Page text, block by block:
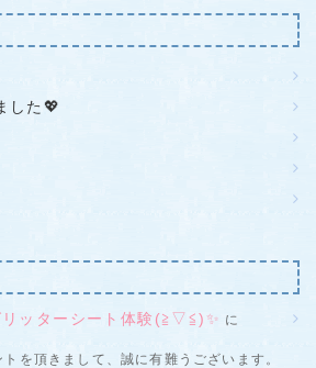
した💖
ッターシート体験(≧▽≦)✨ に
を頂きまして、誠に有難うございます。